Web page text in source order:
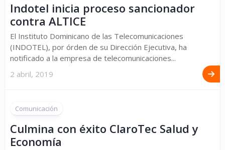
Indotel inicia proceso sancionador
contra ALTICE
El Instituto Dominicano de las Telecomunicaciones
(INDOTEL), por órden de su Dirección Ejecutiva, ha
notificado a la empresa de telecomunicaciones...
2 abril, 2019
Comunicación
Culmina con éxito ClaroTec Salud y
Economía